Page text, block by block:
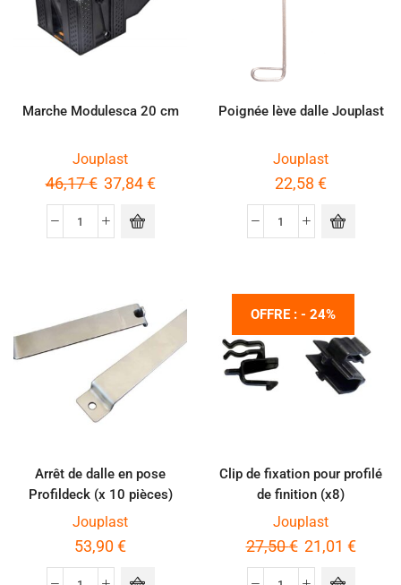
Marche Modulesca 20 cm
Jouplast
46,17€ 37,84€
Poignée lève dalle Jouplast
Jouplast
22,58 €
Arrêt de dalle en pose
Profildeck (x 10 pièces)
Jouplast
53,90€
OFFRE : - 24%
Clip de fixation pour profilé
de finition (x8)
Jouplast
27,50€ 21,01 €